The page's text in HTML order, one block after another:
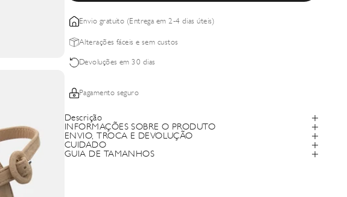
Envio gratuito (Entrega em 2-4 dias úteis)
Alterações fáceis e sem custos
Devoluções em 30 dias
Pagamento seguro
Descrição
INFORMAÇÕES SOBRE O PRODUTO
ENVIO, TROCA E DEVOLUÇÃO
CUIDADO
GUIA DE TAMANHOS